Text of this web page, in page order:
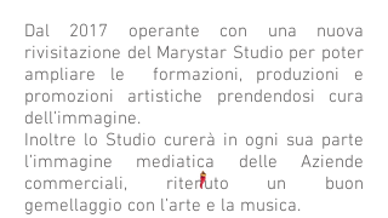
Dal 2017 operante con una nuova
rivisitazione del Marystar Studio per poter
ampliare le formazioni, produzioni e
promozioni artistiche prendendosi cura
dell’immagine.
Inoltre lo Studio curerà in ogni sua parte
l’immagine mediatica delle Aziende
commerciali, ritenuto un buon
gemellaggio con l’arte e la musica.